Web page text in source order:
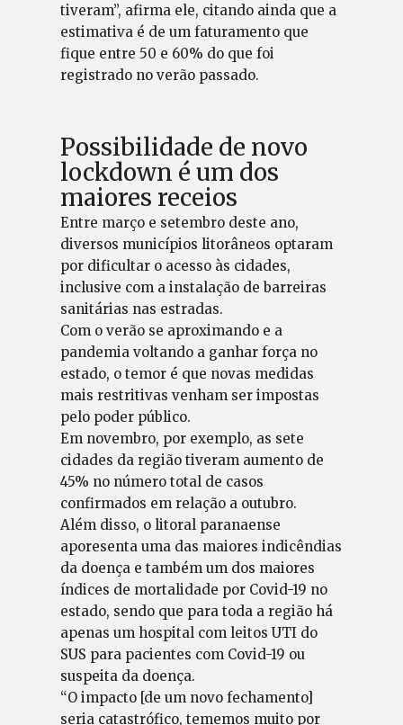
tiveram”, afirma ele, citando ainda que a
estimativa é de um faturamento que
fique entre 50 e 60% do que foi
registrado no verão passado.
Possibilidade de novo
lockdown é um dos
maiores receios
Entre março e setembro deste ano,
diversos municípios litorâneos optaram
por dificultar o acesso às cidades,
inclusive com a instalação de barreiras
sanitárias nas estradas.
Com o verão se aproximando e a
pandemia voltando a ganhar força no
estado, o temor é que novas medidas
mais restritivas venham ser impostas
pelo poder público.
Em novembro, por exemplo, as sete
cidades da região tiveram aumento de
45% no número total de casos
confirmados em relação a outubro.
Além disso, o litoral paranaense
aporesenta uma das maiores indicêndias
da doença e também um dos maiores
índices de mortalidade por Covid-19 no
estado, sendo que para toda a região há
apenas um hospital com leitos UTI do
SUS para pacientes com Covid-19 ou
suspeita da doença.
“O impacto [de um novo fechamento]
seria catastrófico, tememos muito por